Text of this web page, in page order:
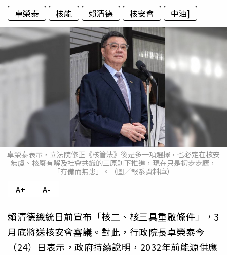
卓榮泰 核能 賴清德 核安會 中油]
卓榮泰表示，立法院修正《核管法》後是多一項選擇，也必定在核安
無虞、核廢有解及社會共識的三原則下推進，現在只是初步步驟，
「有備而無患」。（圖／報系資料庫）
A+ A-
賴清德總統日前宣布「核二、核三具重啟條件」，3
月底將送核安會審議。對此，行政院長卓榮泰今
（24）日表示，政府持續說明，2032年前能源供應